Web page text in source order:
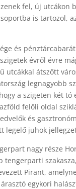
fel, új utcákon
is tartozol,
és
évről évre
utcákkal átszőtt
legnagyobb
a szigeten két
felőli oldal
és
legelő juhok
nagy része
tengerparti
Pirant,
egykori